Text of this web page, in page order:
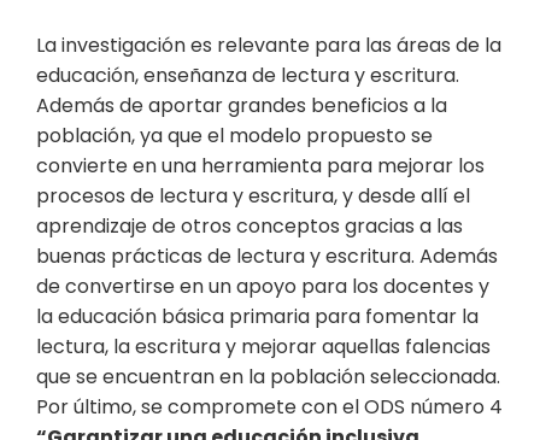
La investigación es relevante para las áreas de la
educación, enseñanza de lectura y escritura.
Además de aportar grandes beneficios a la
población, ya que el modelo propuesto se
convierte en una herramienta para mejorar los
procesos de lectura y escritura, y desde allí el
aprendizaje de otros conceptos gracias a las
buenas prácticas de lectura y escritura. Además
de convertirse en un apoyo para los docentes y
la educación básica primaria para fomentar la
lectura, la escritura y mejorar aquellas falencias
que se encuentran en la población seleccionada.
Por último, se compromete con el ODS número 4